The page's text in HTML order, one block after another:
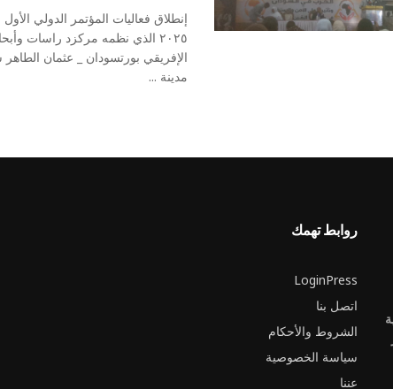
إنطلاق فعاليات المؤتمر الدولي الأول
٢٠٢٥ الذي نظمه مركزد راسات
الإفريقي بورتسودان _ عثمان
مدينة ...
روابط تهمك
LoginPress
اتصل بنا
الشروط والأحكام
سياسة الخصوصية
عننا